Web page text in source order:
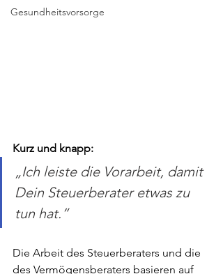
Gesundheitsvorsorge
Kurz und knapp:
„Ich leiste die Vorarbeit, damit
Dein Steuerberater etwas zu
tun hat.”
Die Arbeit des Steuerberaters und die
des Vermögensberaters basieren auf